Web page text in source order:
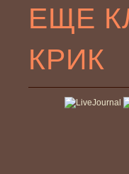
ЕЩЕ
КРИК